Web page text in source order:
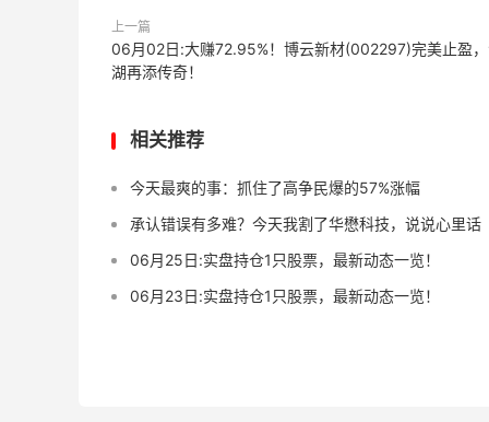
上一篇
06月02日:大赚72.95%！博云新材(002297)完美止盈
湖再添传奇！
相关推荐
今天最爽的事：抓住了高争民爆的57%涨幅
承认错误有多难？今天我割了华懋科技，说说心里话
06月25日:实盘持仓1只股票，最新动态一览！
06月23日:实盘持仓1只股票，最新动态一览！